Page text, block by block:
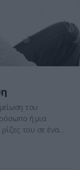
του
ή μια
του σε ένα
χώρες